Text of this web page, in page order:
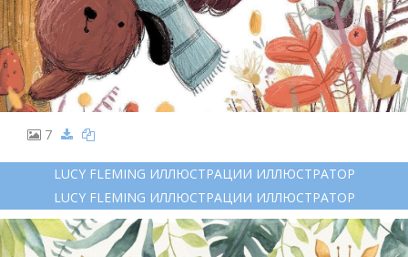
7
LUCY FLEMING ИЛЛЮСТРАЦИИ ИЛЛЮСТРАТОР
LUCY FLEMING ИЛЛЮСТРАЦИИ ИЛЛЮСТРАТОР